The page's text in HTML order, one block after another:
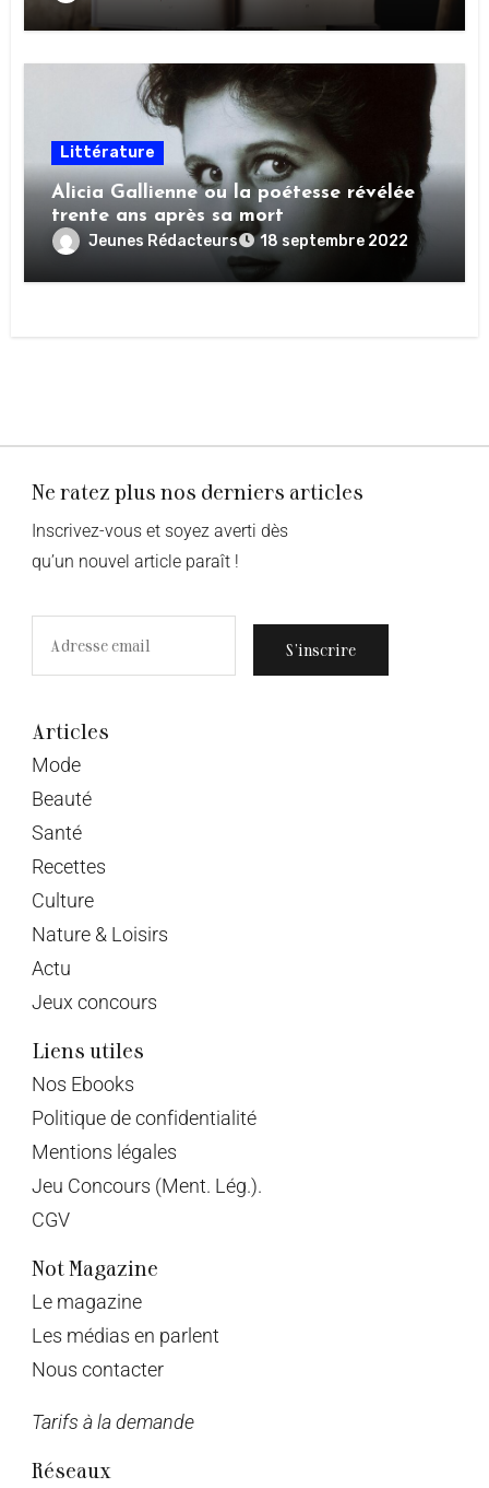
Littérature
Alicia Gallienne ou la poétesse révélée
trente ans après sa mort
Jeunes Rédacteurs 18 septembre 2022
Ne ratez plus nos derniers articles
Inscrivez-vous et soyez averti dès
qu’un nouvel article paraît !
S’inscrire
Articles
Mode
Beauté
Santé
Recettes
Culture
Nature & Loisirs
Actu
Jeux concours
Liens utiles
Nos Ebooks
Politique de confidentialité
Mentions légales
Jeu Concours (Ment. Lég.).
CGV
Not Magazine
Le magazine
Les médias en parlent
Nous contacter
Tarifs à la demande
Réseaux